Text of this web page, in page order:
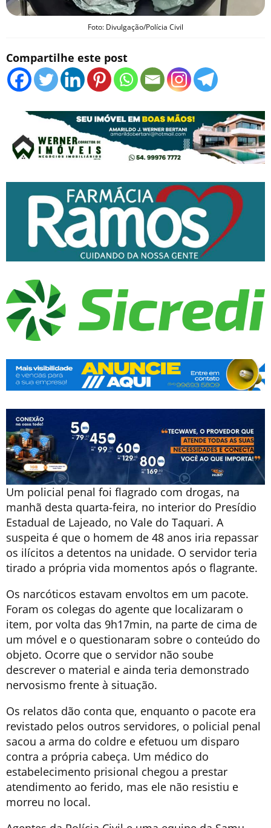
Foto: Divulgação/Polícia Civil
Compartilhe este post
Um policial penal foi flagrado com drogas, na
manhã desta quarta-feira, no interior do Presídio
Estadual de Lajeado, no Vale do Taquari. A
suspeita é que o homem de 48 anos iria repassar
os ilícitos a detentos na unidade. O servidor teria
tirado a própria vida momentos após o flagrante.
Os narcóticos estavam envoltos em um pacote.
Foram os colegas do agente que localizaram o
item, por volta das 9h17min, na parte de cima de
um móvel e o questionaram sobre o conteúdo do
objeto. Ocorre que o servidor não soube
descrever o material e ainda teria demonstrado
nervosismo frente à situação.
Os relatos dão conta que, enquanto o pacote era
revistado pelos outros servidores, o policial penal
sacou a arma do coldre e efetuou um disparo
contra a própria cabeça. Um médico do
estabelecimento prisional chegou a prestar
atendimento ao ferido, mas ele não resistiu e
morreu no local.